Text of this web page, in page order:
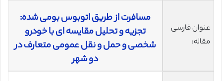
عنوان فارسی
مقاله:
مسافرت از طریق اتوبوس بومی شده:
تجزیه و تحلیل مقایسه ای با خودرو
شخصی و حمل و نقل عمومی متعارف در
دو شهر